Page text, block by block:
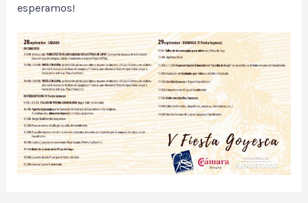
esperamos!